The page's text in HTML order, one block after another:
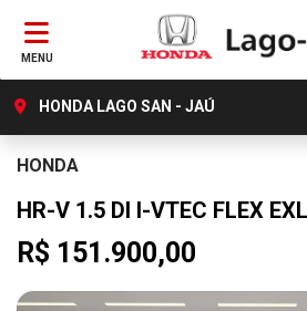
MENU
HONDA LAGO SAN - JAÚ
HONDA
HR-V 1.5 DI I-VTEC FLEX
R$ 151.900,00